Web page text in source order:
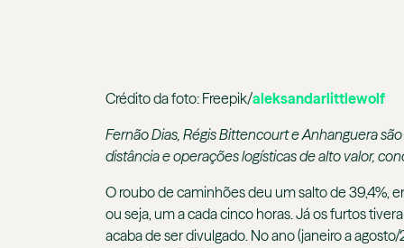
Crédito da foto: Freepik/aleksandarlittlewolf
Fernão Dias, Régis Bittencourt e Anhanguera
distância e operações logísticas de alto valor,
O roubo de caminhões deu um salto de 39,4%,
ou seja, um a cada cinco horas. Já os furtos
acaba de ser divulgado. No ano (janeiro a